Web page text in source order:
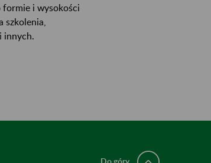
formie i wysokości
innych.